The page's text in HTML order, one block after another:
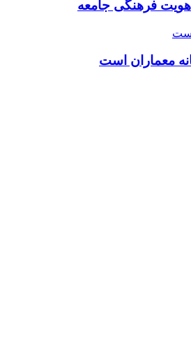
هویت فرهنگی جامعه
معماران است